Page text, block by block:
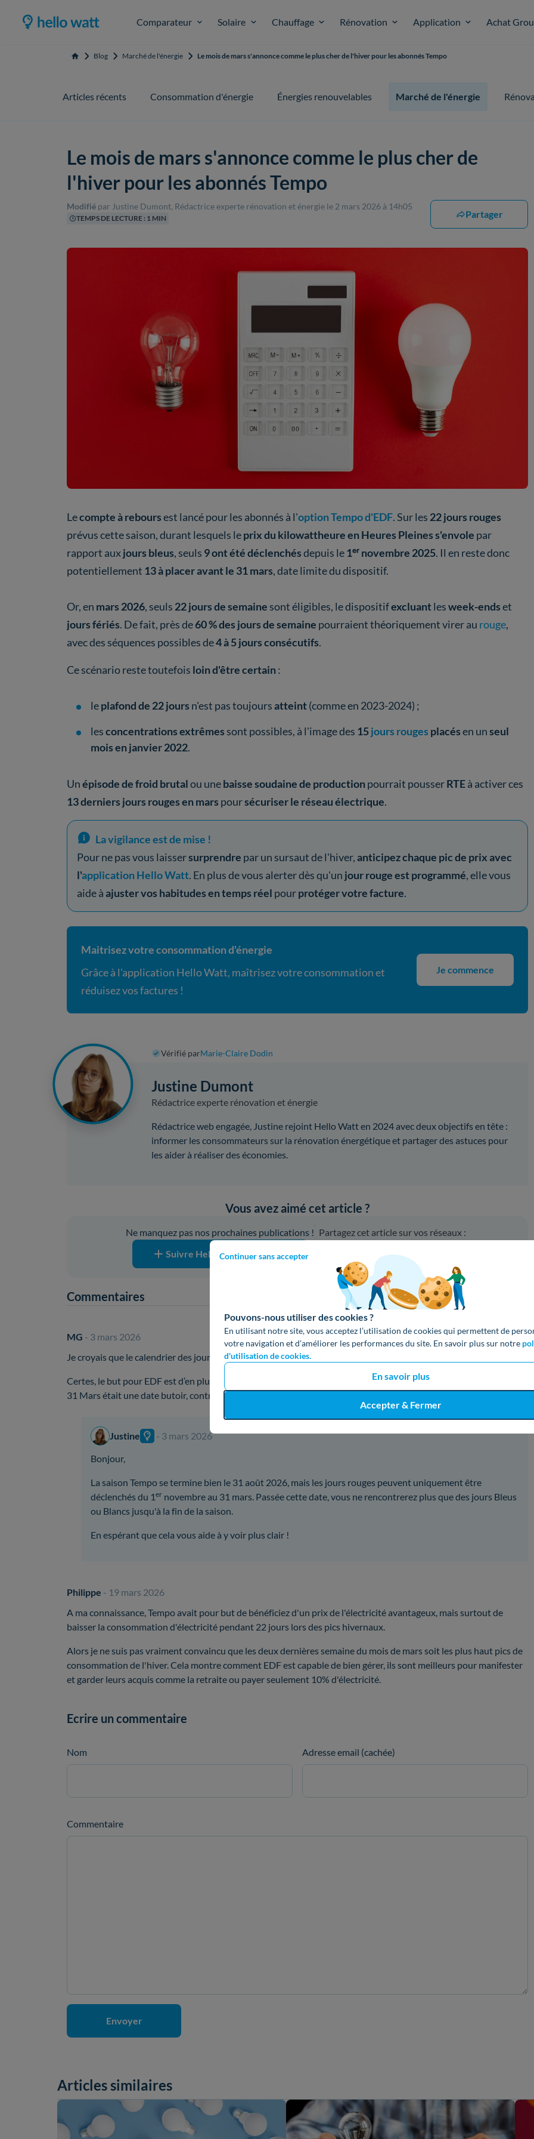
Comparateur Solaire Chauffage Rénovation Application Achat
Continuer sans accepter
Pouvons-nous utiliser des cookies ?
En utilisant notre site, vous acceptez l’utilisation de cookies qui permettent de
votre navigation et d’améliorer les performances du site. En savoir plus sur notre
d'utilisation de cookies.
En savoir plus
Accepter & Fermer
Accueil Blog Marché de l'énergie Le mois de mars s'annonce comme le plus cher de l'hiver pour les abonnés Tempo
Articles récents Consommation d'énergie Énergies renouvelables Marché de l'énergie
Le mois de mars s'annonce comme le plus cher de
l'hiver pour les abonnés Tempo
Modifié par Justine Dumont, Rédactrice experte rénovation et énergie le 2 mars 2026 à 14h05
TEMPS DE LECTURE : 1 MIN Partager
Lecompte à reboursest lancé pour les abonnés à l'optionTempo d'EDF. Sur les22 jours rouges
prévus cette saison, durant lesquels leprix du kilowattheure en Heures Pleines s'envole par
rapport auxjours bleus, seuls 9 ont été déclenchésdepuis le1ᵉʳ novembre 2025. Il en reste donc
potentiellement 13 à placer avant le 31 mars, date limite du dispositif.
Or, en mars 2026, seuls22 jours de semaine sont éligibles, le dispositifexcluantlesweek-endset
jours fériés. De fait, près de60 % des jours de semaine pourraient théoriquement virer au rouge,
avec des séquences possibles de4 à 5 jours consécutifs.
Ce scénario reste toutefois loin d'être certain:
leplafond de 22 jours n'est pas toujoursatteint(comme en 2023-2024) ;
lesconcentrations extrêmes sont possibles, à l'image des 15jours rouges placésen unseul
mois en janvier 2022.
Unépisode de froid brutalou unebaisse soudaine de productionpourrait pousserRTEà activer ces
13 derniers jours rouges en mars poursécuriser le réseau électrique.
La vigilance est de mise !
Pour ne pas vous laissersurprendre par un sursaut de l'hiver,anticipez chaque pic de prix avec
l'application Hello Watt. En plus de vous alerter dès qu'un jour rouge est programmé, elle vous
aide àajuster vos habitudes en temps réel pourprotéger votre facture.
Maitrisez votre consommation d'énergie
Grâce à l'application Hello Watt, maîtrisez votre consommation et
réduisez vos factures !
Je commence
Vérifié parMarie-Claire Dodin
Justine Dumont
Rédactrice experte rénovation et énergie
Rédactrice web engagée, Justine rejoint Hello Watt en 2024 avec deux objectifs en tête :
informer les consommateurs sur la rénovation énergétique et partager des astuces pour
les aider à réaliser des économies.
Vous avez aimé cet article ?
Ne manquez pas nos prochaines publications !
Suivre Hello Watt sur Google
Partagez cet article sur vos réseaux :
Commentaires
MG - 3 mars 2026
Je croyais que le calendrier des jours EDF Tempo s’étalait jusqu’au 31 Août 2026 !
Certes, le but pour EDF est d’en plus placer le maximum durant la période hivernale, mais je ne savais pas que le
31 Mars était une date butoir, contrairement à l’option EJP.
Justine
- 3 mars 2026
Bonjour,
La saison Tempo se termine bien le 31 août 2026, mais les jours rouges peuvent uniquement être
déclenchés du 1er novembre au 31 mars. Passée cette date, vous ne rencontrerez plus que des jours Bleus
ou Blancs jusqu'à la fin de la saison.
En espérant que cela vous aide à y voir plus clair !
Philippe - 19 mars 2026
A ma connaissance, Tempo avait pour but de bénéficiez d'un prix de l'électricité avantageux, mais surtout de
baisser la consommation d'électricité pendant 22 jours lors des pics hivernaux.
Alors je ne suis pas vraiment convaincu que les deux dernières semaine du mois de mars soit les plus haut pics de
consommation de l'hiver. Cela montre comment EDF est capable de bien gérer, ils sont meilleurs pour manifester
et garder leurs acquis comme la retraite ou payer seulement 10% d'électricité.
Ecrire un commentaire
Nom Adresse email (cachée)
Commentaire
Articles similaires